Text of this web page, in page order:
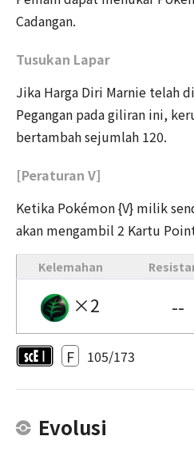
Cadangan.
Tusukan Lapar
Jika Harga Diri Marnie telah
Pegangan pada giliran ini,
bertambah sejumlah 120.
[Peraturan V]
Ketika Pokémon {V} milik
akan mengambil 2 Kartu
Kelemahan
×2 --
F 105/173
Evolusi